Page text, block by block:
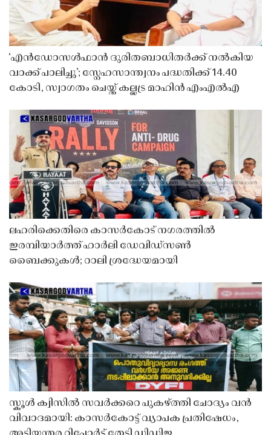
‘എൻഡോസൾഫാൻ ദുരിതബാധിതർക്ക് നൽകിയ
വാക്ക് പാലിച്ചു’; സ്നേഹസാന്ത്വനം പദ്ധതിക്ക് 14.40
കോടി, സ്വാഗതം ചെയ്ത് കല്ലട്ര മാഹിൻ എംഎൽഎ
ലഹരിക്കെതിരെ കാസർകോട് നഗരത്തിൽ
ഇരമ്പിയാർത്ത് ഹാർലി ഡേവിഡ്‌സൺ
ബൈക്കുകൾ; റാലി ശ്രദ്ധേയമായി
സ്കൂൾ ക്വിസിൽ സവർക്കറെ പുകഴ്ത്തി ചോദ്യം വൻ
വിവാദമായി: കാസർകോട്ട് വ്യാപക പ്രതിഷേധം,